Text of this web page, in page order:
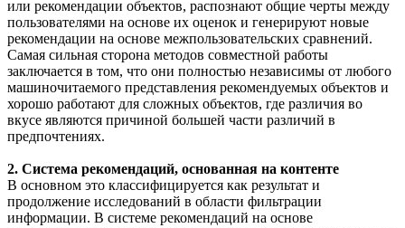
или рекомендации объектов, распознают общие черты между
пользователями на основе их оценок и генерируют новые
рекомендации на основе межпользовательских сравнений.
Самая сильная сторона методов совместной работы
заключается в том, что они полностью независимы от любого
машиночитаемого представления рекомендуемых объектов и
хорошо работают для сложных объектов, где различия во
вкусе являются причиной большей части различий в
предпочтениях.
2. Система рекомендаций, основанная на контенте
В основном это классифицируется как результат и
продолжение исследований в области фильтрации
информации. В системе рекомендаций на основе